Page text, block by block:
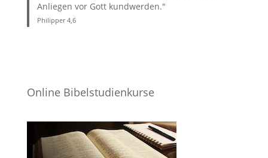
Anliegen vor Gott kundwerden."
Philipper 4,6
Online Bibelstudienkurse